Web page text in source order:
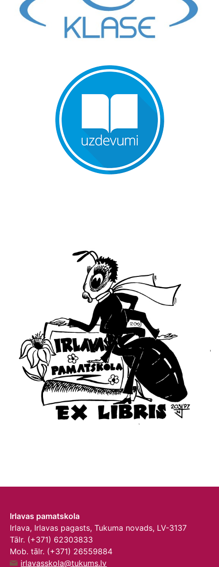
Irlavas pamatskola
Irlava, Irlavas pagasts, Tukuma novads, LV-3137
Tālr. (+371) 62303833
Mob. tālr. (+371) 26559884
irlavasskola@tukums.lv